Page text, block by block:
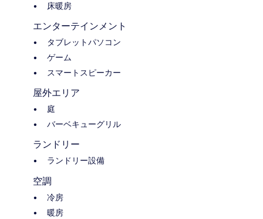
床暖房
エンターテインメント
タブレットパソコン
ゲーム
スマートスピーカー
屋外エリア
庭
バーベキューグリル
ランドリー
ランドリー設備
空調
冷房
暖房